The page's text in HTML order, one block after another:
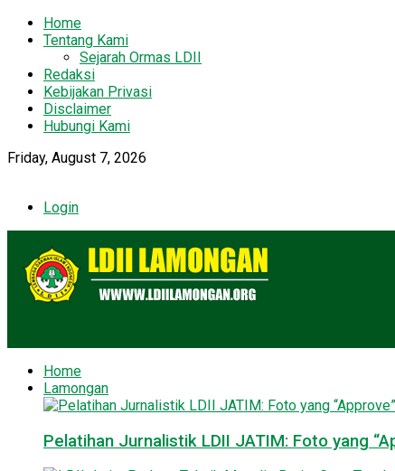
Home
Tentang Kami
Sejarah Ormas LDII
Redaksi
Kebijakan Privasi
Disclaimer
Hubungi Kami
Friday, August 7, 2026
Login
Home
Lamongan
Pelatihan Jurnalistik LDII JATIM: Foto yang